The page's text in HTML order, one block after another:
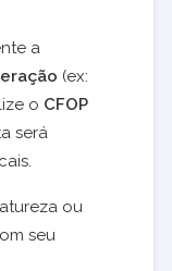
a
(ex:
o CFOP
será
ou
seu